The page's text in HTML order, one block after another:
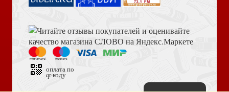
оплата по
qr-коду